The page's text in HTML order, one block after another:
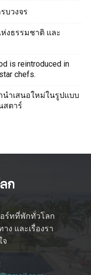
บวงจร
ห่งธรรมชาติ และ
is reintroduced in
chefs.
นำเสนอใหม่ในรูปแบบ
สตาร์
ร์ทที่พักทั่วโลก
ง และเรื่องรา